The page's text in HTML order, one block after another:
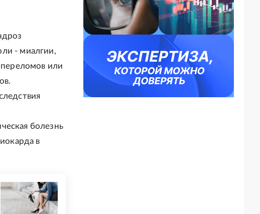
- миалгии,
переломов или
болезнь
в